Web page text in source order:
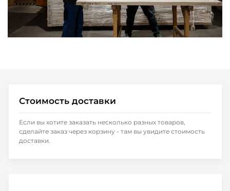
Стоимость доставки
Если вы хотите заказать несколько разных товаров,
сделайте заказ через корзину - там вы увидите стоимость
доставки.